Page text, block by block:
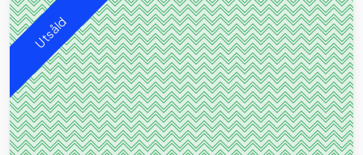
Utsåld